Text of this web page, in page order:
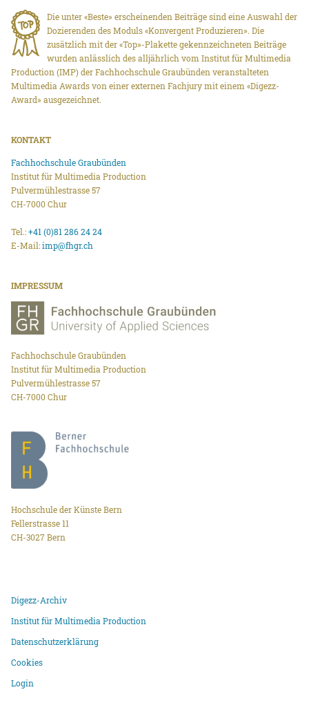
Die unter «Beste» erscheinenden Beiträge sind eine Auswahl der
Dozierenden des Moduls «Konvergent Produzieren». Die
zusätzlich mit der «Top»-Plakette gekennzeichneten Beiträge
wurden anlässlich des alljährlich vom Institut für Multimedia
Production (IMP) der Fachhochschule Graubünden veranstalteten
Multimedia Awards von einer externen Fachjury mit einem «Digezz-
Award» ausgezeichnet.
KONTAKT
Fachhochschule Graubünden
Institut für Multimedia Production
Pulvermühlestrasse 57
CH-7000 Chur
Tel.:+41 (0)81 286 24 24
E-Mail:imp@fhgr.ch
IMPRESSUM
Fachhochschule Graubünden
Institut für Multimedia Production
Pulvermühlestrasse 57
CH-7000 Chur
Hochschule der Künste Bern
Fellerstrasse 11
CH-3027 Bern
Digezz-Archiv
Institut für Multimedia Production
Datenschutzerklärung
Cookies
Login